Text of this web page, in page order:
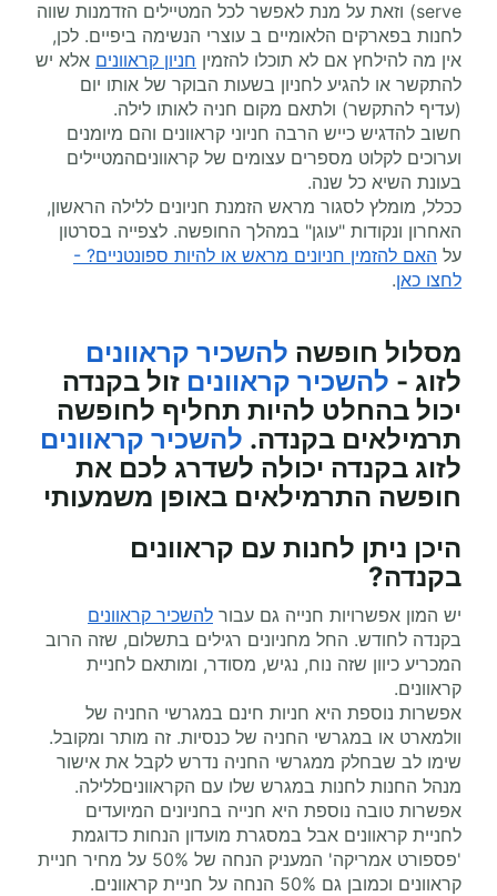
serve) וזאת על מנת לאפשר לכל המטיילים הזדמנות שווה
לחנות בפארקים הלאומיים ב עוצרי הנשימה ביפיים. לכן,
אין מה להילחץ אם לא תוכלו להזמין חניון קראוונים אלא יש
להתקשר או להגיע לחניון בשעות הבוקר של אותו יום
(עדיף להתקשר) ולתאם מקום חניה לאותו לילה.
חשוב להדגיש כייש הרבה חניוני קראוונים והם מיומנים
וערוכים לקלוט מספרים עצומים של קראווניםהמטיילים
בעונת השיא כל שנה.
ככלל, מומלץ לסגור מראש הזמנת חניונים ללילה הראשון,
האחרון ונקודות "עוגן" במהלך החופשה. לצפייה בסרטון
על האם להזמין חניונים מראש או להיות ספונטניים? -
לחצו כאן.
מסלול חופשה להשכיר קראוונים
לזוג - להשכיר קראוונים זול בקנדה
יכול בהחלט להיות תחליף לחופשה
תרמילאים בקנדה. להשכיר קראוונים
לזוג בקנדה יכולה לשדרג לכם את
חופשה התרמילאים באופן משמעותי
היכן ניתן לחנות עם קראוונים
בקנדה?
יש המון אפשרויות חנייה גם עבור להשכיר קראוונים
בקנדה לחודש. החל מחניונים רגילים בתשלום, שזה הרוב
המכריע כיוון שזה נוח, נגיש, מסודר, ומותאם לחניית
קראוונים.
אפשרות נוספת היא חניות חינם במגרשי החניה של
וולמארט או במגרשי החניה של כנסיות. זה מותר ומקובל.
שימו לב שבחלק ממגרשי החניה נדרש לקבל את אישור
מנהל החנות לחנות במגרש שלו עם הקראווניםללילה.
אפשרות טובה נוספת היא חנייה בחניונים המיועדים
לחניית קראוונים אבל במסגרת מועדון הנחות כדוגמת
'פספורט אמריקה' המעניק הנחה של 50% על מחיר חניית
קראוונים וכמובן גם 50% הנחה על חניית קראוונים.